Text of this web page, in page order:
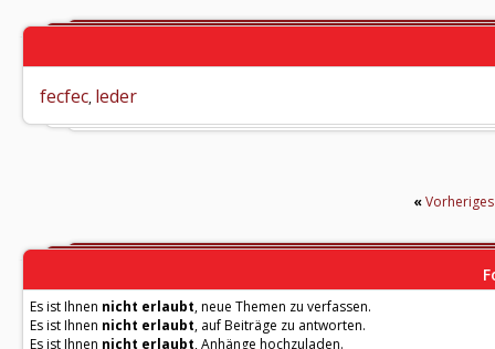
fecfec, leder
«
Es ist Ihnen nicht erlaubt, neue Themen zu verfassen.
Es ist Ihnen nicht erlaubt, auf Beiträge zu antworten.
Es ist Ihnen nicht erlaubt, Anhänge hochzuladen.